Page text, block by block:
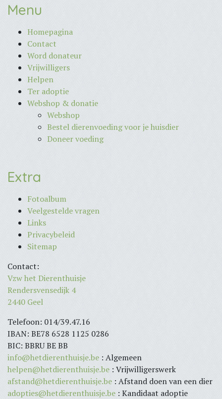
Menu
Homepagina
Contact
Word donateur
Vrijwilligers
Helpen
Ter adoptie
Webshop & donatie
Webshop
Bestel dierenvoeding voor je huisdier
Doneer voeding
Extra
Fotoalbum
Veelgestelde vragen
Links
Privacybeleid
Sitemap
Contact:
Vzw het Dierenthuisje
Rendersvensedijk 4
2440 Geel
Telefoon: 014/39.47.16
IBAN: BE78 6528 1125 0286
BIC: BBRU BE BB
info@hetdierenthuisje.be : Algemeen
helpen@hetdierenthuisje.be : Vrijwilligerswerk
afstand@hetdierenthuisje.be : Afstand doen van een dier
adopties@hetdierenthuisje.be : Kandidaat adoptie